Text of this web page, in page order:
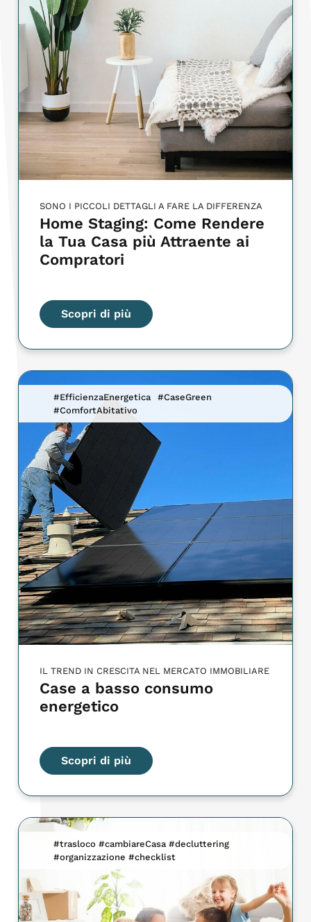
SONO I PICCOLI DETTAGLI A FARE LA DIFFERENZA
Home Staging: Come Rendere
la Tua Casa più Attraente ai
Compratori
Scopri di più
#EfficienzaEnergetica
#CaseGreen
#ComfortAbitativo
IL TREND IN CRESCITA NEL MERCATO IMMOBILIARE
Case a basso consumo
energetico
Scopri di più
#trasloco #cambiareCasa #decluttering
#organizzazione #checklist